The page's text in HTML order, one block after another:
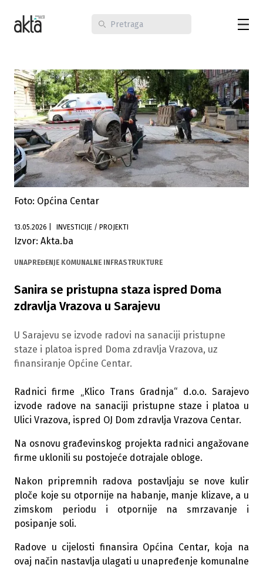
Foto: Općina Centar
13.05.2026 INVESTICIJE / PROJEKTI
Izvor: Akta.ba
UNAPREĐENJE KOMUNALNE INFRASTRUKTURE
Sanira se pristupna staza ispred Doma
zdravlja Vrazova u Sarajevu
U Sarajevu se izvode radovi na sanaciji pristupne
staze i platoa ispred Doma zdravlja Vrazova, uz
finansiranje Općine Centar.
Radnici firme „Klico Trans Gradnja“ d.o.o. Sarajevo
izvode radove na sanaciji pristupne staze i platoa u
Ulici Vrazova, ispred OJ Dom zdravlja Vrazova Centar.
Na osnovu građevinskog projekta radnici angažovane
firme uklonili su postojeće dotrajale obloge.
Nakon pripremnih radova postavljaju se nove kulir
ploče koje su otpornije na habanje, manje klizave, a u
zimskom periodu i otpornije na smrzavanje i
posipanje soli.
Radove u cijelosti finansira Općina Centar, koja na
ovaj način nastavlja ulagati u unapređenje komunalne